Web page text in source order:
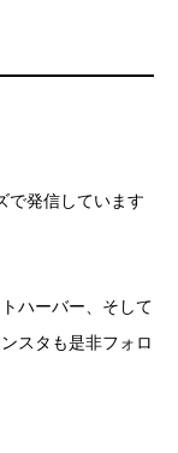
で発信しています
ハーバー、そして
スタも是非フォロ